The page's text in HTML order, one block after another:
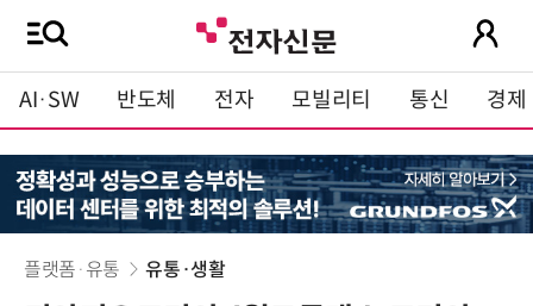
AI·SW 반도체 전자 모빌리티 통신 경제
플랫폼·유통 유통·생활